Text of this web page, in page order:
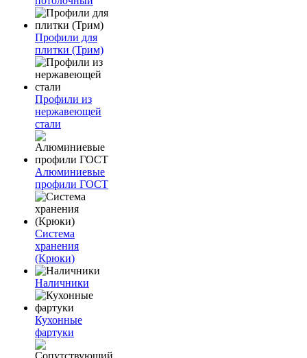
Профили для
плитки (Трим)
Профили из
нержавеющей
стали
Алюминиевые
профили ГОСТ
Система
хранения
(Крюки)
Наличники
Кухонные
фартуки